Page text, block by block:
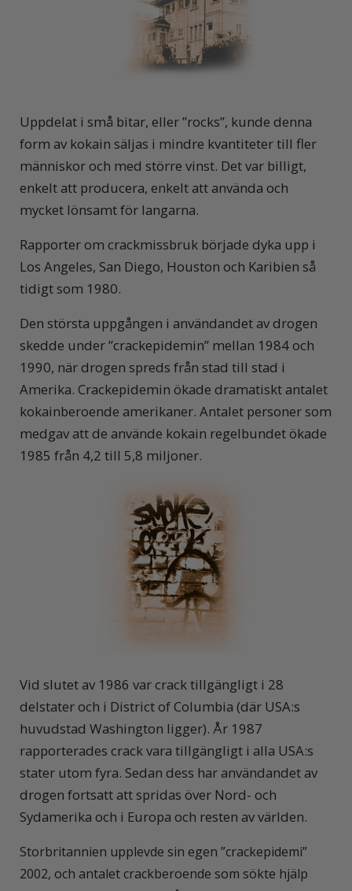
Uppdelat i små bitar, eller ”rocks”, kunde denna
form av kokain säljas i mindre kvantiteter till fler
människor och med större vinst. Det var billigt,
enkelt att producera, enkelt att använda och
mycket lönsamt för langarna.
Rapporter om crackmissbruk började dyka upp i
Los Angeles, San Diego, Houston och Karibien så
tidigt som 1980.
Den största uppgången i användandet av drogen
skedde under ”crackepidemin” mellan 1984 och
1990, när drogen spreds från stad till stad i
Amerika. Crackepidemin ökade dramatiskt antalet
kokainberoende amerikaner. Antalet personer som
medgav att de använde kokain regelbundet ökade
1985 från 4,2 till 5,8 miljoner.
Vid slutet av 1986 var crack tillgängligt i 28
delstater och i District of Columbia (där USA:s
huvudstad Washington ligger). År 1987
rapporterades crack vara tillgängligt i alla USA:s
stater utom fyra. Sedan dess har användandet av
drogen fortsatt att spridas över Nord- och
Sydamerika och i Europa och resten av världen.
Storbritannien upplevde sin egen ”crackepidemi”
2002, och antalet crackberoende som sökte hjälp